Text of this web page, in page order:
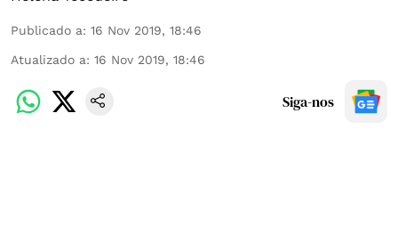
Publicado a: 16 Nov 2019, 18:46
Atualizado a: 16 Nov 2019, 18:46
Siga-nos